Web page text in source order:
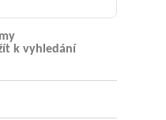
k vyhledání